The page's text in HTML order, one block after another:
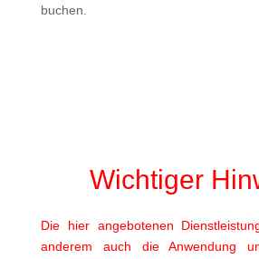
buchen.
Wichtiger
Die hier angebotenen
anderem auch die Anwendung